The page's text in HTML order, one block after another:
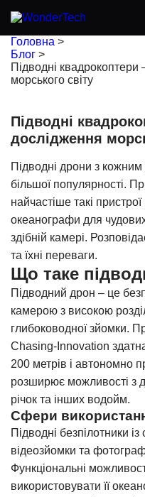
Головна >
Блог >
Підводні
морського світу
Підводні
дослідження
Підводні дрони з
більшої популярності.
найчастіше такі
океанографи для
здібній камері.
та їхні переваги.
Що таке
Підводний дрон – це
камерою з високою
глибоководної зйомки.
Chasing-Innovation
200 метрів і автономно
розширює можливості з
річок та інших водойм.
Сфери
Підводні безпілотники
відеозйомки та
Функціональні
використовувати її